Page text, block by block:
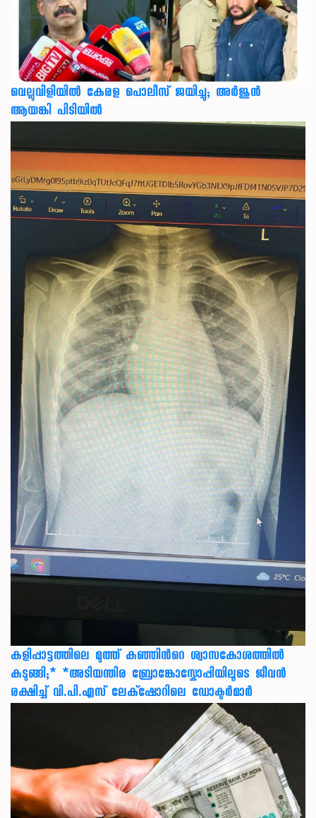
വെല്ലുവിളിയിൽ കേരള പൊലീസ് ജയിച്ചു; അർജുൻ
ആയങ്കി പിടിയിൽ
കളിപ്പാട്ടത്തിലെ മുത്ത് കുഞ്ഞിന്‍റെ ശ്വാസകോശത്തിൽ
കുടുങ്ങി;* *അടിയന്തിര ബ്രോങ്കോസ്കോപ്പിയിലൂടെ ജീവൻ
രക്ഷ‍ിച്ച് വി.പി.എസ് ലേക്‌ഷോറിലെ ഡോക്ടർമാർ